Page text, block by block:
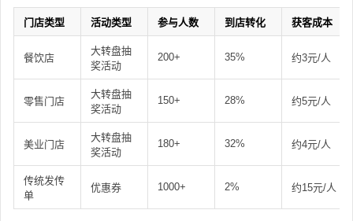
门店类型 活动类型 参与人数 到店转化 获客成本
餐饮店
大转盘抽
奖活动
200+ 35% 约3元/人
零售门店
大转盘抽
奖活动
150+ 28% 约5元/人
美业门店
大转盘抽
奖活动
180+ 32% 约4元/人
传统发传
单
优惠券 1000+ 2% 约15元/人